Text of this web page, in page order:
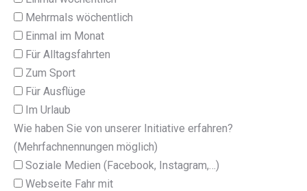
Mehrmals wöchentlich
Einmal im Monat
Für Alltagsfahrten
Zum Sport
Für Ausflüge
Im Urlaub
Wie haben Sie von unserer Initiative erfahren?
(Mehrfachnennungen möglich)
Soziale Medien (Facebook, Instagram,…)
Webseite Fahr mit